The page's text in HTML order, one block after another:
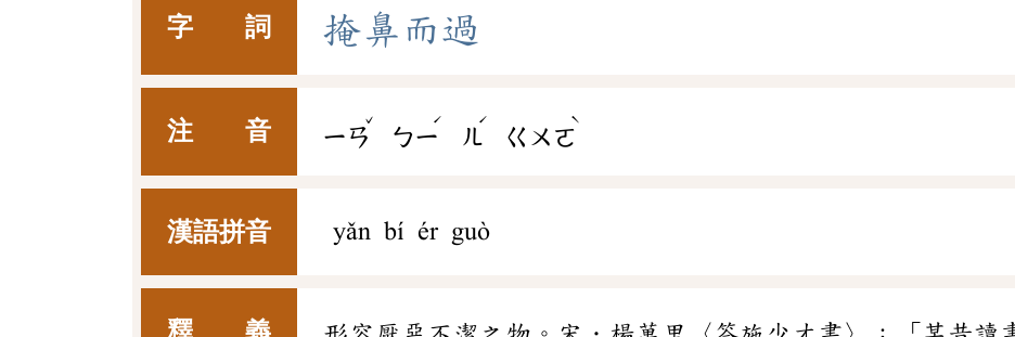
字 詞 掩鼻 而過
注 音 ㄧㄢ
ˇ
ㄅㄧ
ˊ
ㄦ
ˊ
ㄍㄨㄛ
ˋ
漢語拼音 yǎn bí ér guò